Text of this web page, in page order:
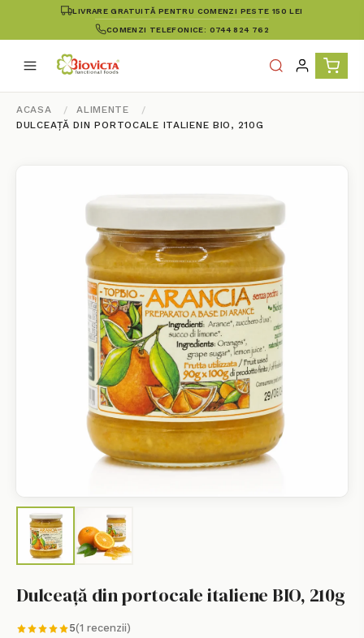
LIVRARE GRATUITĂ PENTRU COMENZI PESTE 150 LEI
COMENZI TELEFONICE: 0744 824 762
ACASA
ALIMENTE
DULCEAȚĂ DIN PORTOCALE ITALIENE BIO, 210G
Dulceață din portocale italiene BIO, 210g
5(1 recenzii)